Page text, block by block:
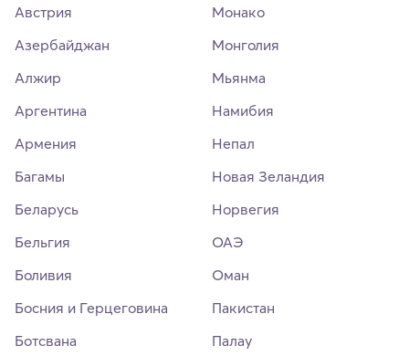
Австрия
Азербайджан
Алжир
Аргентина
Армения
Багамы
Беларусь
Бельгия
Боливия
Босния и Герцеговина
Ботсвана
Монако
Монголия
Мьянма
Намибия
Непал
Новая Зеландия
Норвегия
ОАЭ
Оман
Пакистан
Палау